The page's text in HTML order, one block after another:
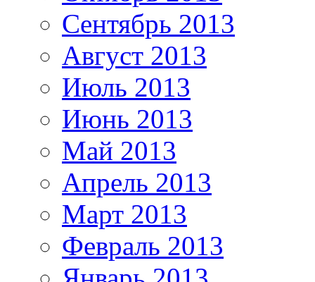
Сентябрь 2013
Август 2013
Июль 2013
Июнь 2013
Май 2013
Апрель 2013
Март 2013
Февраль 2013